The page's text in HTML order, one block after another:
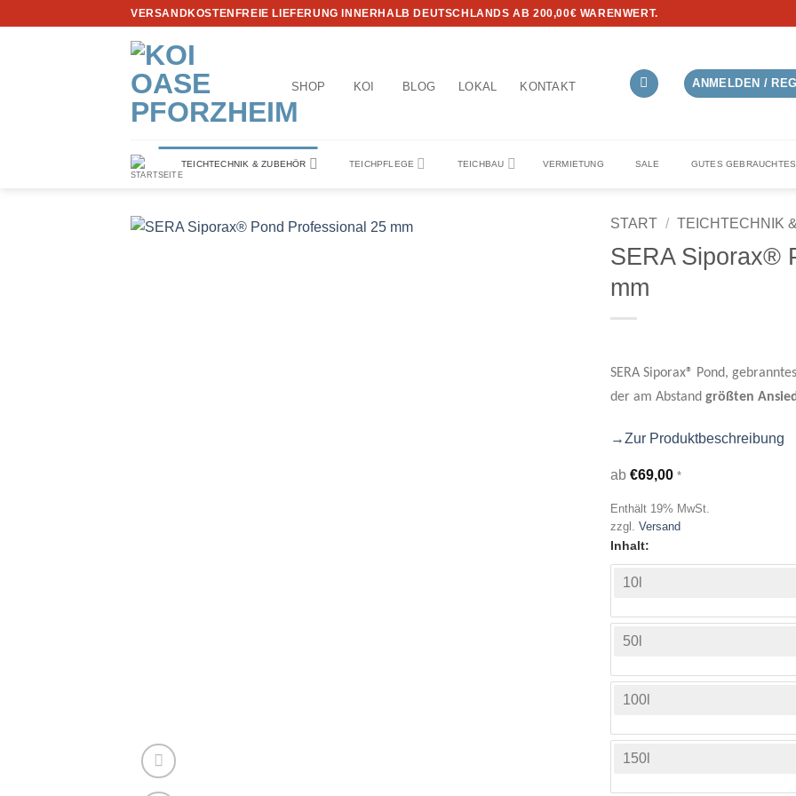
VERSANDKOSTENFREIE LIEFERUNG INNERHALB DEUTSCHLANDS AB 200,00€ WARENWERT.
SHOP KOI BLOG LOKAL KONTAKT ANMELDEN /
TEICHTECHNIK & ZUBEHÖR TEICHPFLEGE TEICHBAU VERMIETUNG SALE GUTES GEBRAUCHTES
START / TEICHTECHNIK
SERA Siporax®
mm
SERA Siporax® Pond,
der am Abstand größten
→Zur Produktbeschreibung
ab €69,00 *
Enthält 19% MwSt.
zzgl. Versand
Inhalt
10l
50l
100l
150l